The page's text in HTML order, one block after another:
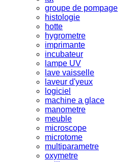
groupe de pompage
histologie
hotte
hygrometre
imprimante
incubateur
lampe UV
lave vaisselle
laveur d'yeux
logiciel
machine a glace
manometre
meuble
microscope
microtome
multiparametre
oxymetre